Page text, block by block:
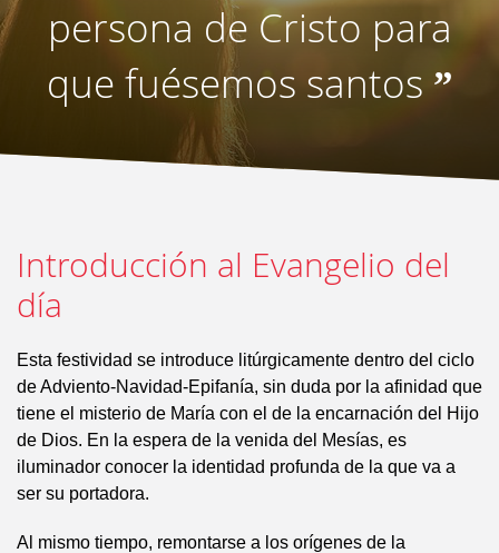
persona de Cristo para
que fuésemos santos ”
Introducción al Evangelio del
día
Esta festividad se introduce litúrgicamente dentro del ciclo
de Adviento-Navidad-Epifanía, sin duda por la afinidad que
tiene el misterio de María con el de la encarnación del Hijo
de Dios. En la espera de la venida del Mesías, es
iluminador conocer la identidad profunda de la que va a
ser su portadora.
Al mismo tiempo, remontarse a los orígenes de la